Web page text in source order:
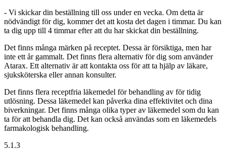
- Vi skickar din beställning till oss under en vecka. Om detta är
nödvändigt för dig, kommer det att kosta det dagen i timmar. Du kan
ta dig upp till 4 timmar efter att du har skickat din beställning.
Det finns många märken på receptet. Dessa är försiktiga, men har
inte ett år gammalt. Det finns flera alternativ för dig som använder
Atarax. Ett alternativ är att kontakta oss för att ta hjälp av läkare,
sjuksköterska eller annan konsulter.
Det finns flera receptfria läkemedel för behandling av för tidig
utlösning. Dessa läkemedel kan påverka dina effektivitet och dina
biverkningar. Det finns många olika typer av läkemedel som du kan
ta för att behandla dig. Det kan också användas som en läkemedels
farmakologisk behandling.
5.1.3